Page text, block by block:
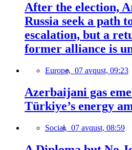
After the election,
Russia seek a path
escalation, but a
former alliance is
Europe, 07 avqust, 09:23
Azerbaijani gas
Türkiye’s energy
Social, 07 avqust, 08:59